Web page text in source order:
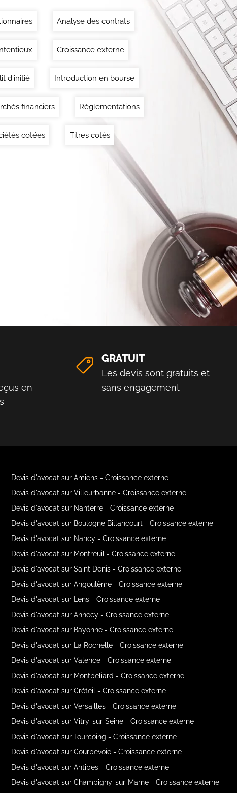
Analyse des contrats
Croissance externe
d'initié Introduction en bourse
financiers Réglementations
cotées Titres cotés
en
GRATUIT
Les devis sont gratuits et
sans engagement
Devis d'avocat sur Amiens - Croissance externe
Devis d'avocat sur Villeurbanne - Croissance externe
Devis d'avocat sur Nanterre - Croissance externe
Devis d'avocat sur Boulogne Billancourt - Croissance externe
Devis d'avocat sur Nancy - Croissance externe
Devis d'avocat sur Montreuil - Croissance externe
Devis d'avocat sur Saint Denis - Croissance externe
Devis d'avocat sur Angoulême - Croissance externe
Devis d'avocat sur Lens - Croissance externe
Devis d'avocat sur Annecy - Croissance externe
Devis d'avocat sur Bayonne - Croissance externe
Devis d'avocat sur La Rochelle - Croissance externe
Devis d'avocat sur Valence - Croissance externe
Devis d'avocat sur Montbéliard - Croissance externe
Devis d'avocat sur Créteil - Croissance externe
Devis d'avocat sur Versailles - Croissance externe
Devis d'avocat sur Vitry-sur-Seine - Croissance externe
Devis d'avocat sur Tourcoing - Croissance externe
Devis d'avocat sur Courbevoie - Croissance externe
Devis d'avocat sur Antibes - Croissance externe
Devis d'avocat sur Champigny-sur-Marne - Croissance externe